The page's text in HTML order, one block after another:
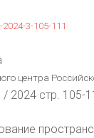
3-105-111
центра
2024 стр. 105-